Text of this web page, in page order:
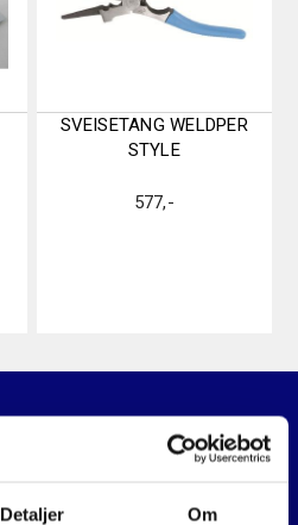
Detaljer Om
SVEISETANG WELDPER
STYLE
577,-